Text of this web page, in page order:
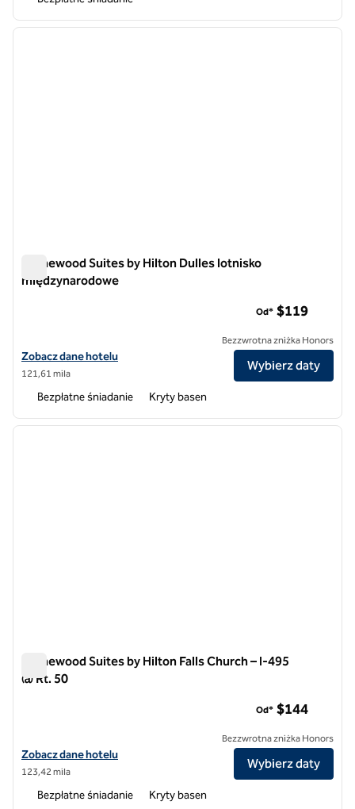
1 z 12
Homewood Suites by Hilton Dulles lotnisko
międzynarodowe
Zobacz szczegóły hotelu na lotnisku międzynarodowym
Zobacz dane hotelu
121,61 mila
Od* $119
Bezzwrotna zniżka Honors
Wybierz daty
Bezpłatne śniadanie Kryty basen
1 z 12
Homewood Suites by Hilton Falls Church – I-495
@ Rt. 50
Zobacz szczegóły hotelu Homewood Suites by Hilton Falls Church -
Zobacz dane hotelu
123,42 mila
Od* $144
Bezzwrotna zniżka Honors
Wybierz daty
Bezpłatne śniadanie Kryty basen